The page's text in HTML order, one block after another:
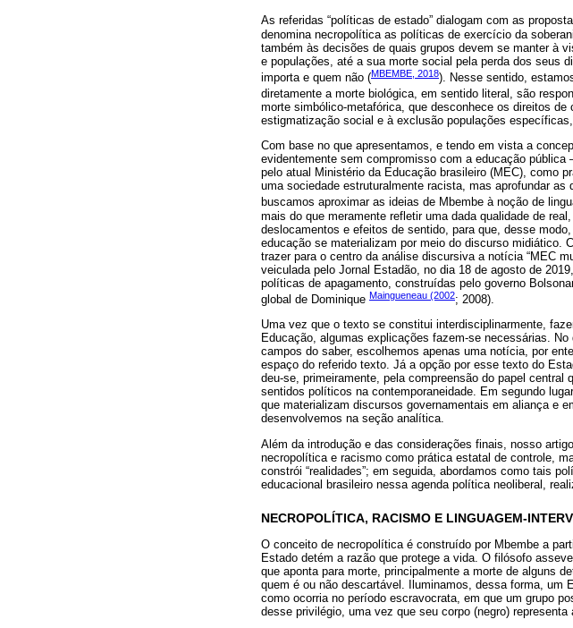
As referidas “políticas de estado” dialogam com as
denomina necropolítica as políticas de exercício da
também às decisões de quais grupos devem se manter à
e populações, até a sua morte social pela perda dos seus
importa e quem não (MBEMBE, 2018). Nesse sentido,
diretamente a morte biológica, em sentido literal, são
morte simbólico-metafórica, que desconhece os direitos
estigmatização social e à exclusão populações
Com base no que apresentamos, e tendo em vista a
evidentemente sem compromisso com a educação
pelo atual Ministério da Educação brasileiro (MEC), como
uma sociedade estruturalmente racista, mas aprofundar
buscamos aproximar as ideias de Mbembe à noção de
mais do que meramente refletir uma dada qualidade de
deslocamentos e efeitos de sentido, para que, desse
educação se materializam por meio do discurso midiático.
trazer para o centro da análise discursiva a notícia “MEC
veiculada pelo Jornal Estadão, no dia 18 de agosto de
políticas de apagamento, construídas pelo governo
global de Dominique Maingueneau (2002; 2008).
Uma vez que o texto se constitui interdisciplinarmente,
Educação, algumas explicações fazem-se necessárias.
campos do saber, escolhemos apenas uma notícia, por
espaço do referido texto. Já a opção por esse texto do
deu-se, primeiramente, pela compreensão do papel
sentidos políticos na contemporaneidade. Em segundo
que materializam discursos governamentais em aliança e
desenvolvemos na seção analítica.
Além da introdução e das considerações finais, nosso
necropolítica e racismo como prática estatal de controle,
constrói “realidades”; em seguida, abordamos como tais
educacional brasileiro nessa agenda política neoliberal,
NECROPOLÍTICA, RACISMO E LINGUAGEM-
O conceito de necropolítica é construído por Mbembe a
Estado detém a razão que protege a vida. O filósofo
que aponta para morte, principalmente a morte de alguns
quem é ou não descartável. Iluminamos, dessa forma, um
como ocorria no período escravocrata, em que um grupo
desse privilégio, uma vez que seu corpo (negro)